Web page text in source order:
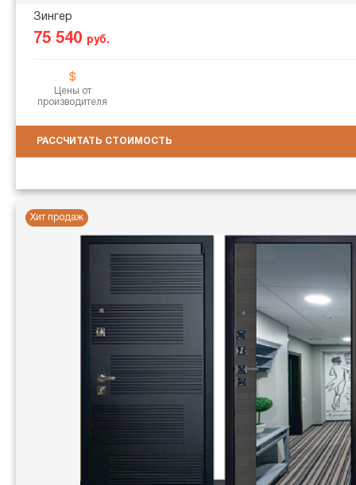
Зингер
75 540 руб.
Цены от
производителя
РАССЧИТАТЬ СТОИМОСТЬ
Хит продаж